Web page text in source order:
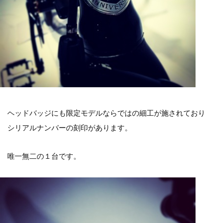
ヘッドバッジにも限定モデルならではの細工が施されており
シリアルナンバーの刻印があります。
唯一無二の１台です。